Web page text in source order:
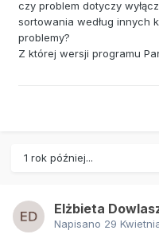
czy problem dotyczy
sortowania według innych
problemy?
Z której wersji programu
1 rok później...
Elżbieta
Napisano 29